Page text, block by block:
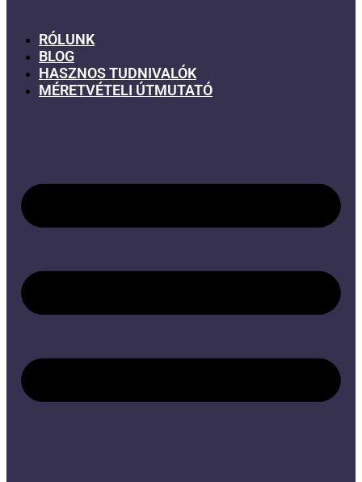
RÓLUNK
BLOG
HASZNOS TUDNIVALÓK
MÉRETVÉTELI ÚTMUTATÓ